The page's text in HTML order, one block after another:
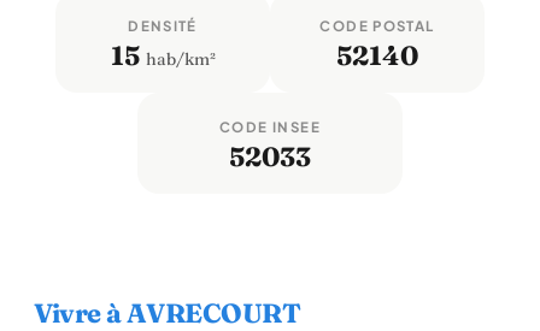
DENSITÉ
15 hab/km²
CODE POSTAL
52140
CODE INSEE
52033
Vivre à AVRECOURT